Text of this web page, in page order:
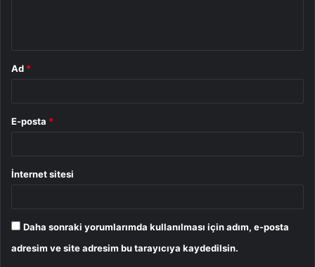
Ad *
E-posta *
İnternet sitesi
Daha sonraki yorumlarımda kullanılması için adım, e-posta
adresim ve site adresim bu tarayıcıya kaydedilsin.